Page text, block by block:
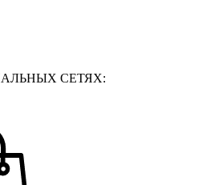
СЕТЯХ: